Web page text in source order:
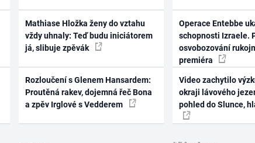
Mathiase Hložka ženy do vztahu
vždy uhnaly: Teď budu iniciátorem
já, slibuje zpěvák
Rozloučení s Glenem Hansardem:
Proutěná rakev, dojemná řeč Bona
a zpěv Irglové s Vedderem
Operace Entebbe
schopnosti Izraele.
osvobozování
premiéra
Video zachytilo
okraji lávového
pohled do Slunce,